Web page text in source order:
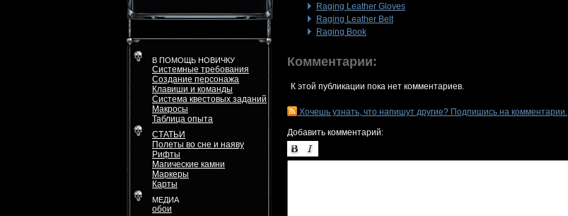
В ПОМОЩЬ НОВИЧКУ
Системные требования
Создание персонажа
Клавиши и команды
Система квестовых заданий
Макросы
Таблица опыта
СТАТЬИ
Полеты во сне и наяву
Рифты
Магические камни
Маркеры
Карты
МЕДИА
обои
Raging Leather Gloves
Raging Leather Belt
Raging Book
Комментарии:
К этой публикации пока нет комментариев.
Хочешь узнать, что напишут другие? Подпишись на комментарии.
Добавить комментарий: